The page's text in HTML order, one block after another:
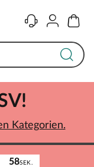
KontaktKonto
58SEK.
Kategorien.